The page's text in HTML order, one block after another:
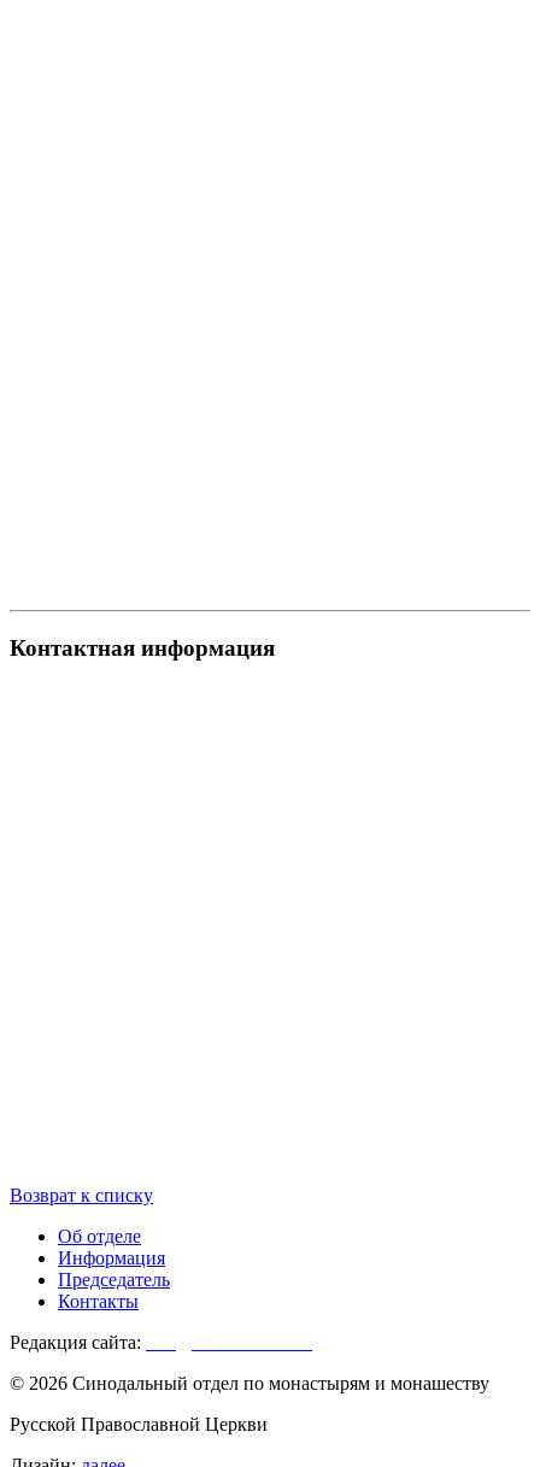
Контактная информация
Возврат к списку
Об отделе
Информация
Председатель
Контакты
Редакция сайта:
© 2026 Синодальный отдел по монастырям и монашеству
Русской Православной Церкви